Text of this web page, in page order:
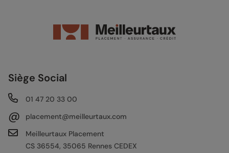
Siège Social
01 47 20 33 00
@
placement@meilleurtaux.com
Meilleurtaux Placement
CS 36554, 35065 Rennes CEDEX